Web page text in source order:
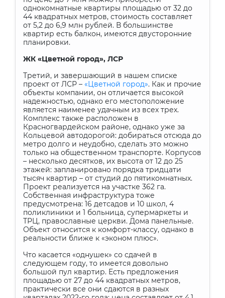
однокомнатные квартиры площадью от 32 до
44 квадратных метров, стоимость составляет
от 5,2 до 6,9 млн рублей. В большинстве
квартир есть балкон, имеются двусторонние
планировки.
ЖК «Цветной город», ЛСР
Третий, и завершающий в нашем списке
проект от ЛСР – «Цветной город». Как и прочие
объекты компании, он отличается высокой
надежностью, однако его местоположение
является наименее удачным из всех трех.
Комплекс также расположен в
Красногвардейском районе, однако уже за
Кольцевой автодорогой: добираться отсюда до
метро долго и неудобно, сделать это можно
только на общественном транспорте. Корпусов
– несколько десятков, их высота от 12 до 25
этажей: запланировано порядка тридцати
тысяч квартир – от студий до пятикомнатных.
Проект реализуется на участке 362 га.
Собственная инфраструктура тоже
предусмотрена: 16 детсадов и 10 школ, 4
поликлиники и 1 больница, супермаркеты и
ТРЦ, православные церкви. Дома панельные.
Объект относится к комфорт-классу, однако в
реальности ближе к «эконом плюс».
Что касается «однушек» со сдачей в
следующем году, то имеется довольно
большой пул квартир. Есть предложения
площадью от 27 до 44 квадратных метров,
практически все они сдаются в разных